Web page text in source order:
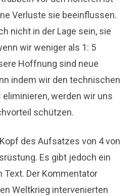
Verluste sie beeinflussen.
nicht in der Lage sein, sie
wir weniger als 1: 5
Hoffnung sind neue
indem wir den technischen
werden wir uns
schützen.
des Aufsatzes von 4 von
Es gibt jedoch ein
Text. Der Kommentator
Weltkrieg intervenierten